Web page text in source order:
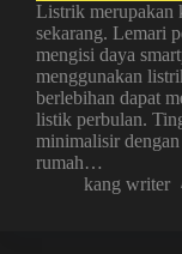
Listrik merupakan
sekarang. Lemari
mengisi daya
menggunakan
berlebihan dapat
listik perbulan.
minimalisir
rumah…
kang writer